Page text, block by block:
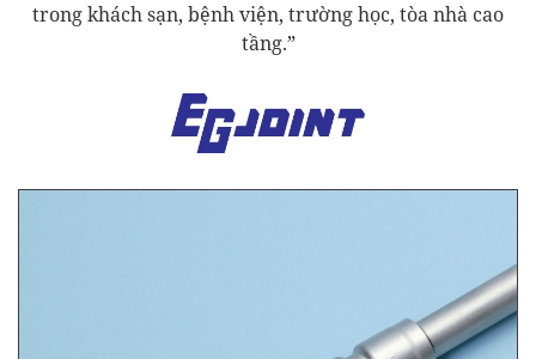
trong khách sạn, bệnh viện, trường học, tòa nhà cao
tầng.”